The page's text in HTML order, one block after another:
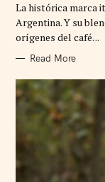
O
R
I
E
La histórica marca
Argentina. Y su
orígenes del café. ..
Read More